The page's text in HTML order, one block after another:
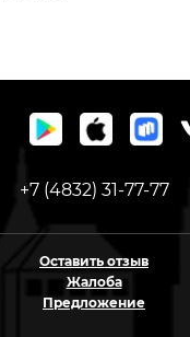
+7 (4832) 31-77-77
Оставить отзыв
Жалоба
Предложение